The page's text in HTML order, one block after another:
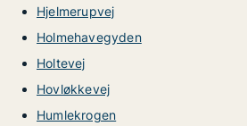
Hjelmerupvej
Holmehavegyden
Holtevej
Hovløkkevej
Humlekrogen